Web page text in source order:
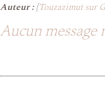
Auteur :[Touzazimut sur
Aucun message